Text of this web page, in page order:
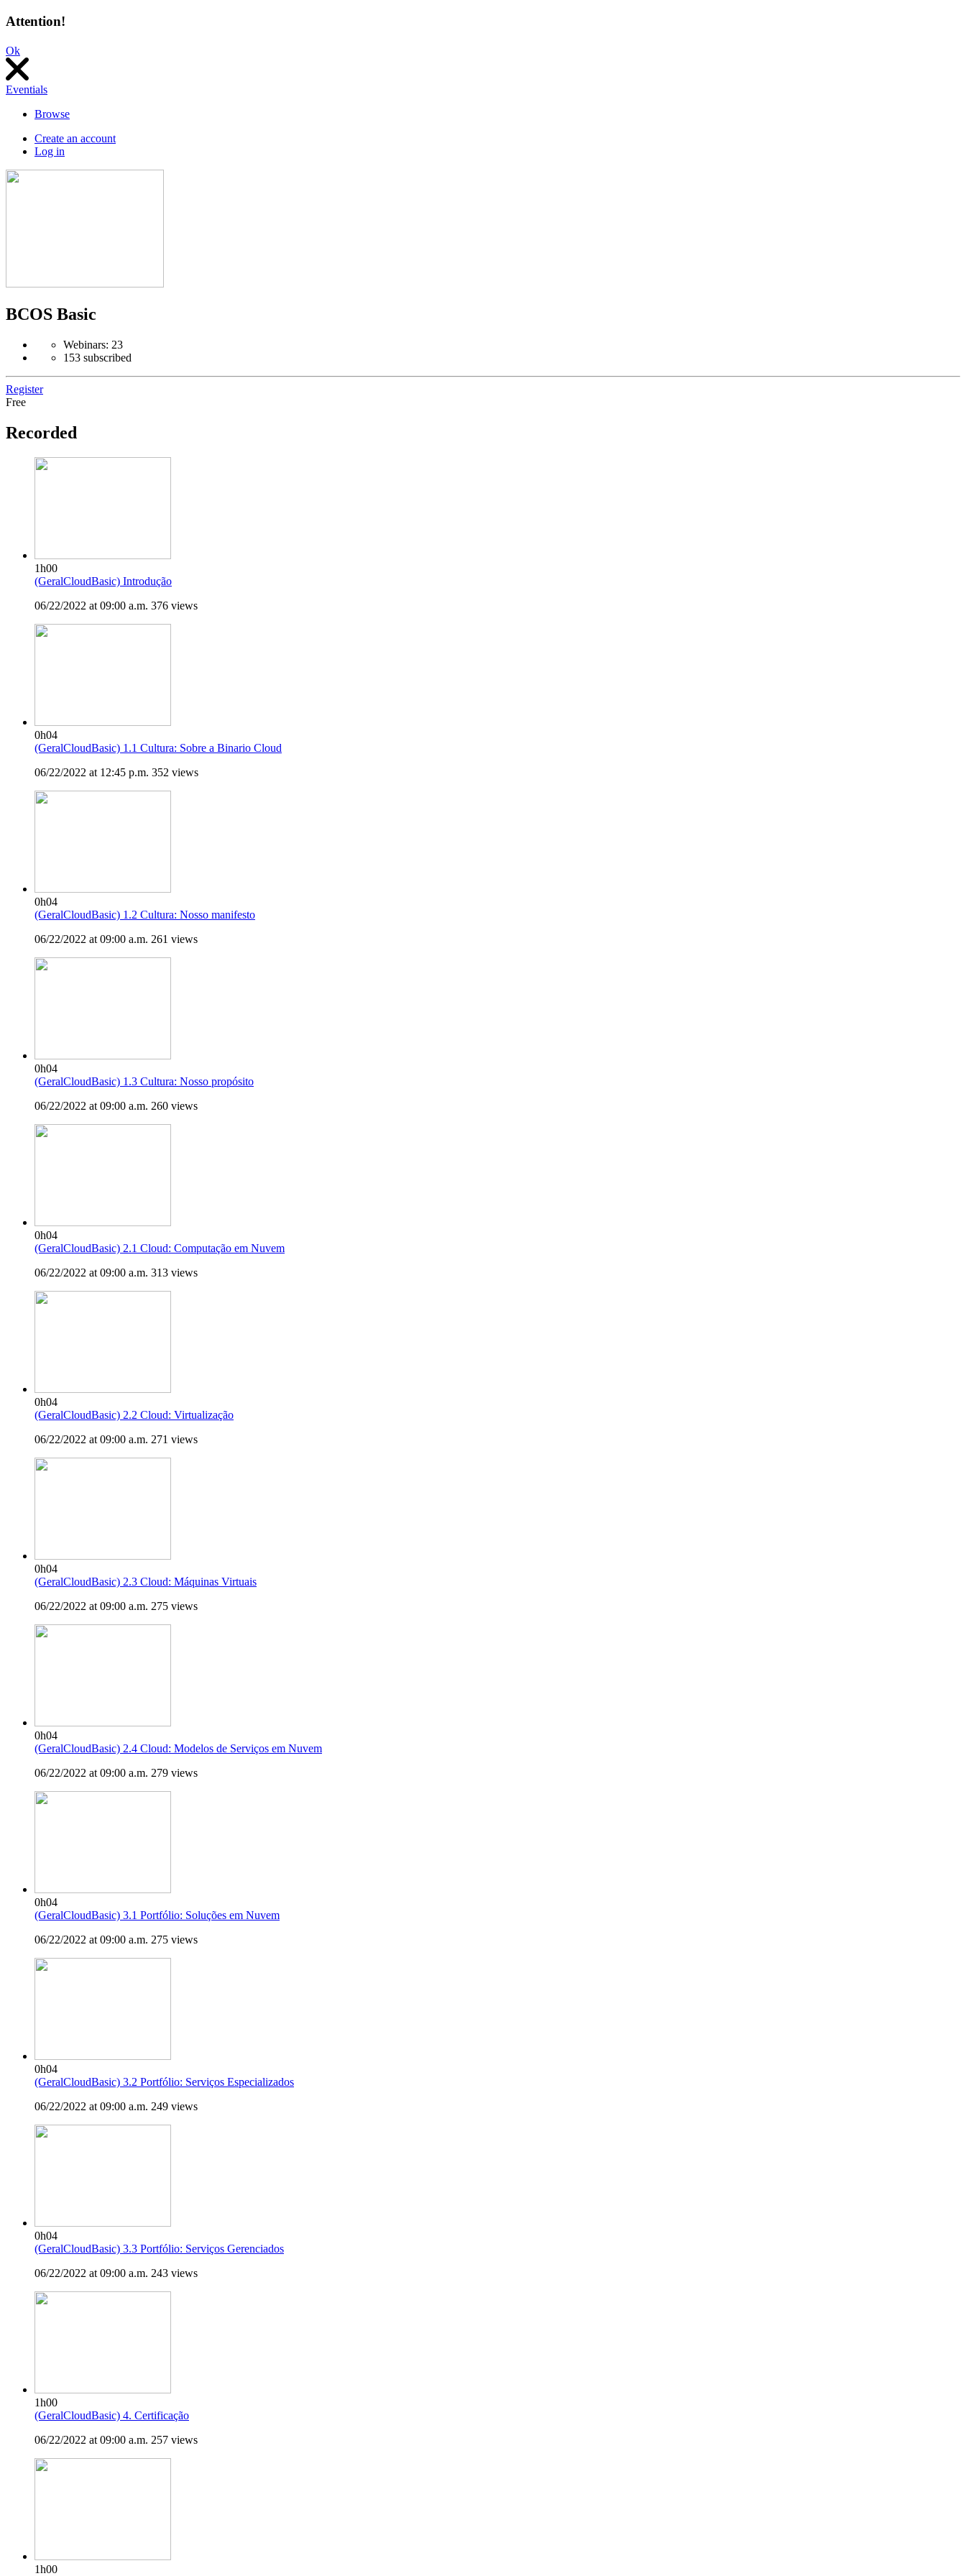
Attention!
Ok
Eventials
Browse
Create an account
Log in
BCOS Basic
Webinars: 23
153 subscribed
Register
Free
Recorded
1h00
(GeralCloudBasic) Introdução
06/22/2022 at 09:00 a.m. 376 views
0h04
(GeralCloudBasic) 1.1 Cultura: Sobre a Binario Cloud
06/22/2022 at 12:45 p.m. 352 views
0h04
(GeralCloudBasic) 1.2 Cultura: Nosso manifesto
06/22/2022 at 09:00 a.m. 261 views
0h04
(GeralCloudBasic) 1.3 Cultura: Nosso propósito
06/22/2022 at 09:00 a.m. 260 views
0h04
(GeralCloudBasic) 2.1 Cloud: Computação em Nuvem
06/22/2022 at 09:00 a.m. 313 views
0h04
(GeralCloudBasic) 2.2 Cloud: Virtualização
06/22/2022 at 09:00 a.m. 271 views
0h04
(GeralCloudBasic) 2.3 Cloud: Máquinas Virtuais
06/22/2022 at 09:00 a.m. 275 views
0h04
(GeralCloudBasic) 2.4 Cloud: Modelos de Serviços em Nuvem
06/22/2022 at 09:00 a.m. 279 views
0h04
(GeralCloudBasic) 3.1 Portfólio: Soluções em Nuvem
06/22/2022 at 09:00 a.m. 275 views
0h04
(GeralCloudBasic) 3.2 Portfólio: Serviços Especializados
06/22/2022 at 09:00 a.m. 249 views
0h04
(GeralCloudBasic) 3.3 Portfólio: Serviços Gerenciados
06/22/2022 at 09:00 a.m. 243 views
1h00
(GeralCloudBasic) 4. Certificação
06/22/2022 at 09:00 a.m. 257 views
1h00